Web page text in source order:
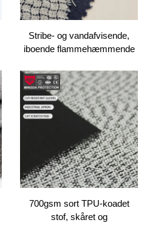
Stribe- og vandafvisende,
iboende flammehæmmende
antistatisk beskyttende
aramidstof, interlock, ripstop
700gsm sort TPU-koadet
stof, skåret og